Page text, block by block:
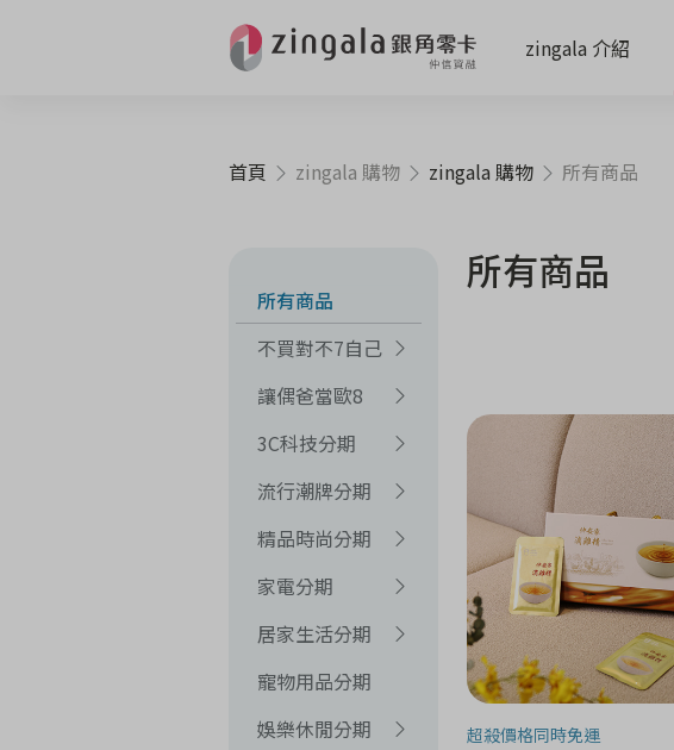
zingala 介紹
首頁 zingala 購物 zingala 購物 所有商品
所有商品
不買對不7自己
讓偶爸當歐8
3C科技分期
流行潮牌分期
精品時尚分期
家電分期
居家生活分期
寵物用品分期
娛樂休閒分期
所有商品
超殺價格同時免運